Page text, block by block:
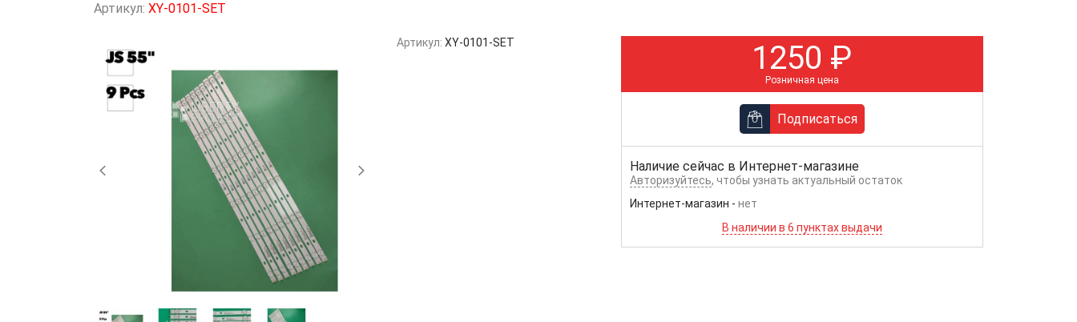
Артикул: XY-0101-SET
Артикул: XY-0101-SET 1250 ₽
Розничная цена
Подписаться
Наличие сейчас в Интернет-магазине
Авторизуйтесь, чтобы узнать актуальный остаток
Интернет-магазин - нет
В наличии в 6 пунктах выдачи